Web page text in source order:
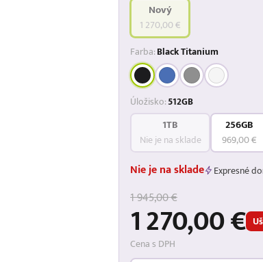
Nový
1 270,00 €
Farba:Black Titanium
Úložisko:512GB
1TB
Nie je na sklade
256GB
969,00 €
Nie je na sklade Expresné
1 945,00 €
1 270,00 €
Cena s DPH